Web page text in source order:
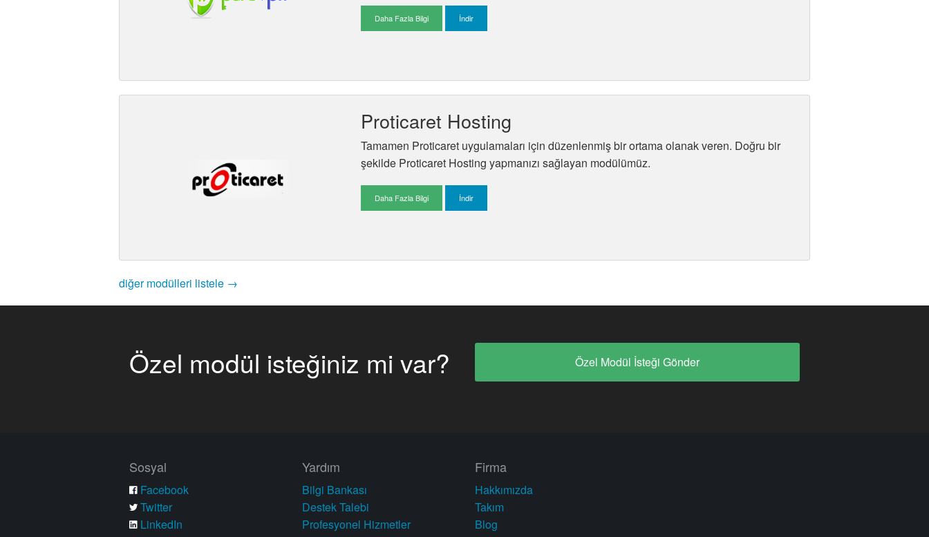
Daha Fazla Bilgi İndir
Proticaret Hosting
Tamamen Proticaret uygulamaları için düzenlenmiş bir ortama olanak veren. Doğru bir
şekilde Proticaret Hosting yapmanızı sağlayan modülümüz.
Daha Fazla Bilgi İndir
diğer modülleri listele →
Özel modül isteğiniz mi var? Özel Modül İsteği Gönder
Sosyal
Facebook
Twitter
LinkedIn
Yardım
Bilgi Bankası
Destek Talebi
Profesyonel Hizmetler
Firma
Hakkımızda
Takım
Blog